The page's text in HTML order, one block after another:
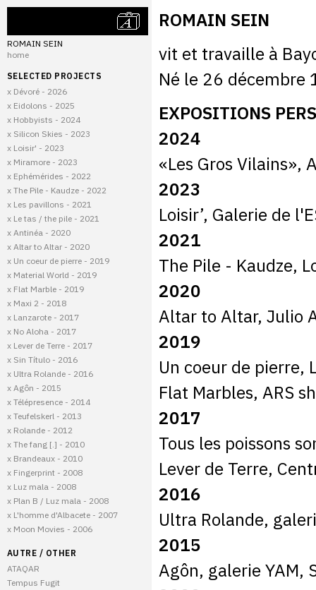
ROMAIN SEIN
home
SELECTED PROJECTS
x Dévoré - 2026
x Eidolons - 2025
x Hobbyists - 2024
x Silicon Skies - 2023
x Loisir' - 2023
x Miramore - 2023
x Ephémérides - 2022
x The Pile - Kaudze - 2022
x Les pavillons - 2021
x Le tas / the pile - 2021
x Antinéa - 2020
x Altar to Altar - 2020
x Un coeur de pierre - 2019
x Material World - 2019
x Flat Marble - 2019
x Maxi 2 - 2018
x Lanzarote - 2017
x No Aloha - 2017
x Lever de Terre - 2017
x Sin Título - 2016
x Ultra Rolande - 2016
x Agôn - 2015
x Télépresence - 2014
x Teufelskerl - 2013
x Rolande - 2012
x The fang [.] - 2010
x Brandeaux - 2010
x Fingerprint - 2008
x Luz mala - 2008
x Plan B / Luz mala - 2008
x L'homme d'Albacete - 2007
x Moon Movies - 2006
AUTRE / OTHER
ATAQAR
Tempus Fugit
ROMAIN SEIN
vit et travaille à
Né le 26 décembre
EXPOSITIONS
2024
«Les Gros Vilains»,
2023
Loisir’, Galerie de
2021
The Pile - Kaudze,
2020
Altar to Altar, Julio
2019
Un coeur de pierre,
Flat Marbles, ARS
2017
Tous les poissons
Lever de Terre,
2016
Ultra Rolande,
2015
Agôn, galerie YAM,